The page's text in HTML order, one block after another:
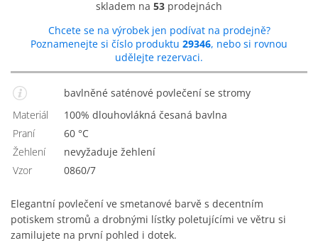
skladem na 53 prodejnách
Chcete se na výrobek jen podívat na prodejně?
Poznamenejte si číslo produktu 29346, nebo si rovnou
udělejte rezervaci.
bavlněné saténové povlečení se stromy
Materiál
100% dlouhovlákná česaná bavlna
Praní
60 °C
Žehlení
nevyžaduje žehlení
Vzor
0860/7
Elegantní povlečení ve smetanové barvě s decentním
potiskem stromů a drobnými lístky poletujícími ve větru si
zamilujete na první pohled i dotek.